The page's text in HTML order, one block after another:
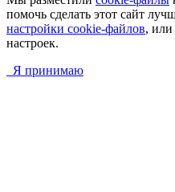
помочь сделать этот сайт
настройки cookie-файлов, или
настроек.
Я принимаю